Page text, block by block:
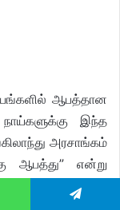
ஆபத்தான
இந்த
அரசாங்கம்
ஆபத்து” என்று
என்பது நான்கு